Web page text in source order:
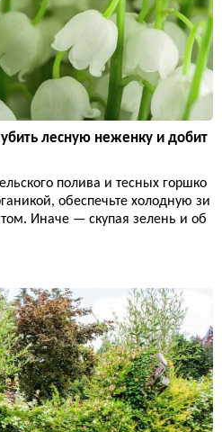
лесную неженку и добит
полива и тесных горшко
обеспечьте холодную зи
Иначе — скупая зелень и об